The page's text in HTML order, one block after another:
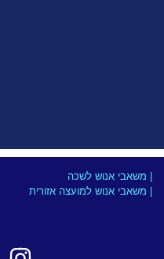
| משאבי אנוש לשכה
| משאבי אנוש למועצה אזורית